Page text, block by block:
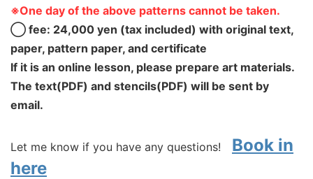
※One day of the above patterns cannot be taken.
◯ fee: 24,000 yen (tax included) with original text,
paper, pattern paper, and certificate
If it is an online lesson, please prepare art materials.
The text(PDF) and stencils(PDF) will be sent by
email.
Let me know if you have any questions! Book in
here